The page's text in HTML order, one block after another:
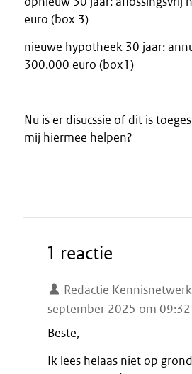
euro (box 3)
nieuwe hypotheek 30 jaar:
300.000 euro (box1)
Nu is er disucssie of dit is
mij hiermee helpen?
1 reactie
Redactie Kennisnetwerk
september 2025 om 09:32
Beste,
Ik lees helaas niet op